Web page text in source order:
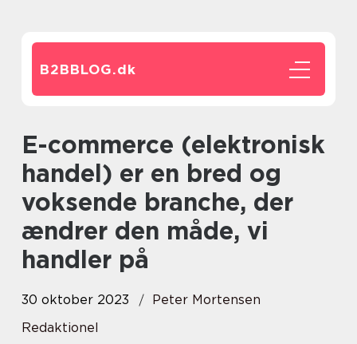
B2BBLOG.dk
E-commerce (elektronisk
handel) er en bred og
voksende branche, der
ændrer den måde, vi
handler på
30 oktober 2023
Peter Mortensen
Redaktionel